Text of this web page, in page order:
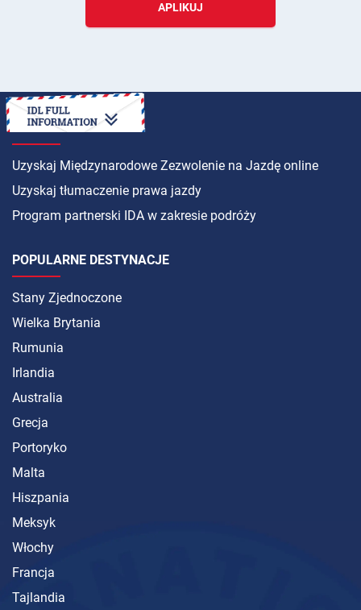
APLIKUJ
INSTRUKCJA
Uzyskaj Międzynarodowe Zezwolenie na Jazdę online
Uzyskaj tłumaczenie prawa jazdy
Program partnerski IDA w zakresie podróży
POPULARNE DESTYNACJE
Stany Zjednoczone
Wielka Brytania
Rumunia
Irlandia
Australia
Grecja
Portoryko
Malta
Hiszpania
Meksyk
Włochy
Francja
Tajlandia